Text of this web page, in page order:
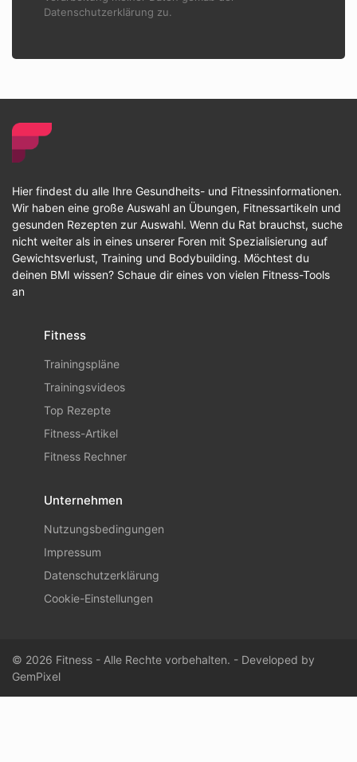
Datenschutzerklärung zu.
Hier findest du alle Ihre Gesundheits- und Fitnessinformationen.
Wir haben eine große Auswahl an Übungen, Fitnessartikeln und
gesunden Rezepten zur Auswahl. Wenn du Rat brauchst, suche
nicht weiter als in eines unserer Foren mit Spezialisierung auf
Gewichtsverlust, Training und Bodybuilding. Möchtest du
deinen BMI wissen? Schaue dir eines von vielen Fitness-Tools
an
Fitness
Trainingspläne
Trainingsvideos
Top Rezepte
Fitness-Artikel
Fitness Rechner
Unternehmen
Nutzungsbedingungen
Impressum
Datenschutzerklärung
Cookie-Einstellungen
© 2026 Fitness - Alle Rechte vorbehalten. - Developed by
GemPixel